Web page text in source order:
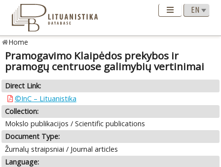
Home
Pramogavimo Klaipėdos prekybos ir
pramogų centruose galimybių vertinimai
Direct Link:
©InC – Lituanistika
Collection:
Mokslo publikacijos / Scientific publications
Document Type:
Žurnalų straipsniai / Journal articles
Language: